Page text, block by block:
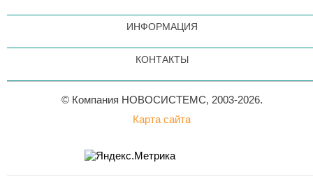
ИНФОРМАЦИЯ
КОНТАКТЫ
© Компания НОВОСИСТЕМС, 2003-2026.
Карта сайта